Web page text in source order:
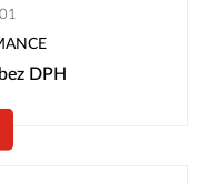
bez DPH